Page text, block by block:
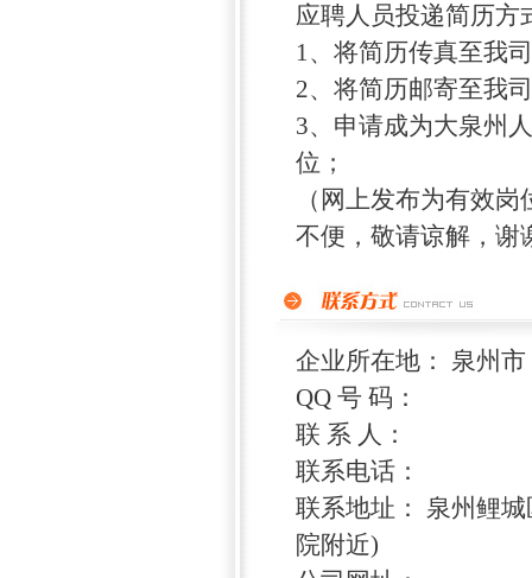
应聘人员投递简历方
1、将简历传真至我
2、将简历邮寄至我
3、申请成为大泉州
位；
（网上发布为有效
不便，敬请谅解，谢
企业所在地： 泉州市
QQ 号 码：
联 系 人：
联系电话：
联系地址： 泉州鲤
院附近)